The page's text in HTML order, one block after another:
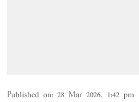
Published on: 28 Mar 2026, 1:42 pm